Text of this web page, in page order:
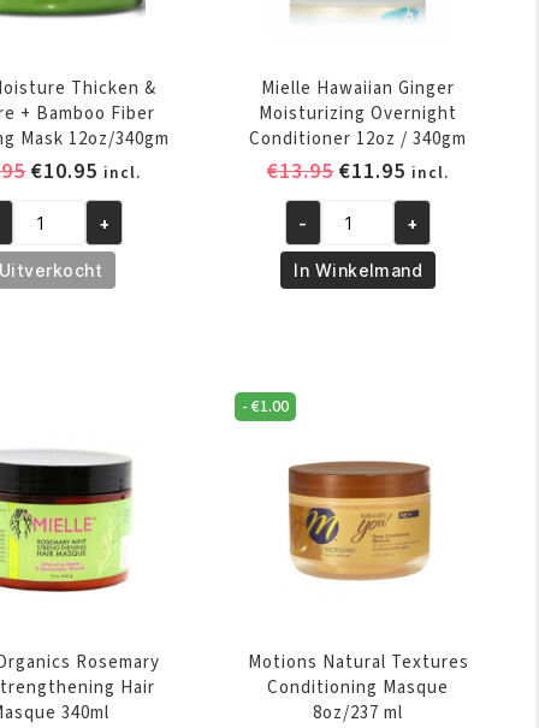
Thicken &
+ Bamboo Fiber
Mask 12oz/340gm
Oorspronkelijke
was:
€11.95.
€10.95 Huidige
prijs
is:
€10.95.
incl.
340gm
+
Mielle Hawaiian Ginger
Moisturizing Overnight
Conditioner 12oz / 340gm
€13.95Oorspronkelijke
was:
€13.95.
€11.95 Huidige
prijs
is:
€11.95.
incl.
Mielle
Hawaiian
Ginger
12oz
340gm
aantal
- +
In Winkelmand
Rosemary
Hair
340ml
- €1.00
Motions Natural Textures
Conditioning Masque
8oz/237 ml